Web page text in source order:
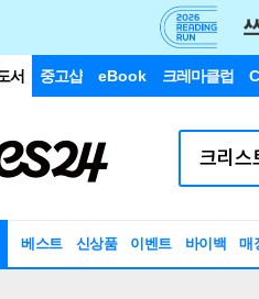
서 중고샵 eBook 크레마클럽
베스트 신상품 이벤트 바이백 매